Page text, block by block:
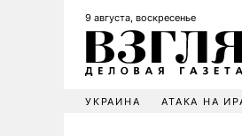
9 августа, воскресенье
УКРАИНА АТАКА НА